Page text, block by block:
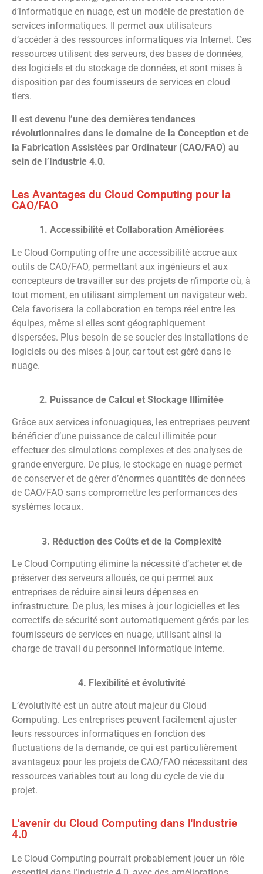
d’informatique en nuage, est un modèle de prestation de
services informatiques. Il permet aux utilisateurs
d’accéder à des ressources informatiques via Internet. Ces
ressources utilisent des serveurs, des bases de données,
des logiciels et du stockage de données, et sont mises à
disposition par des fournisseurs de services en cloud
tiers.
Il est devenu l’une des dernières tendances
révolutionnaires dans le domaine de la Conception et de
la Fabrication Assistées par Ordinateur (CAO/FAO) au
sein de l’Industrie 4.0.
Les Avantages du Cloud Computing pour la
CAO/FAO
1. Accessibilité et Collaboration Améliorées
Le Cloud Computing offre une accessibilité accrue aux
outils de CAO/FAO, permettant aux ingénieurs et aux
concepteurs de travailler sur des projets de n’importe où, à
tout moment, en utilisant simplement un navigateur web.
Cela favorisera la collaboration en temps réel entre les
équipes, même si elles sont géographiquement
dispersées. Plus besoin de se soucier des installations de
logiciels ou des mises à jour, car tout est géré dans le
nuage.
2. Puissance de Calcul et Stockage Illimitée
Grâce aux services infonuagiques, les entreprises peuvent
bénéficier d’une puissance de calcul illimitée pour
effectuer des simulations complexes et des analyses de
grande envergure. De plus, le stockage en nuage permet
de conserver et de gérer d’énormes quantités de données
de CAO/FAO sans compromettre les performances des
systèmes locaux.
3. Réduction des Coûts et de la Complexité
Le Cloud Computing élimine la nécessité d’acheter et de
préserver des serveurs alloués, ce qui permet aux
entreprises de réduire ainsi leurs dépenses en
infrastructure. De plus, les mises à jour logicielles et les
correctifs de sécurité sont automatiquement gérés par les
fournisseurs de services en nuage, utilisant ainsi la
charge de travail du personnel informatique interne.
4. Flexibilité et évolutivité
L’évolutivité est un autre atout majeur du Cloud
Computing. Les entreprises peuvent facilement ajuster
leurs ressources informatiques en fonction des
fluctuations de la demande, ce qui est particulièrement
avantageux pour les projets de CAO/FAO nécessitant des
ressources variables tout au long du cycle de vie du
projet.
L'avenir du Cloud Computing dans l'Industrie
4.0
Le Cloud Computing pourrait probablement jouer un rôle